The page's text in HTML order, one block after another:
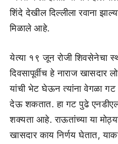
शिंदे देखील दिल्लीला रवाना
मिळाले आहे.
येत्या १९ जून रोजी शिवसेनेचा
दिवसापूर्वीच हे नाराज खासदार
यांची भेट घेऊन त्यांना वेगळा
देऊ शकतात. हा गट पुढे एनडीएला
शक्यता आहे. राऊतांच्या या
खासदार काय निर्णय घेतात,